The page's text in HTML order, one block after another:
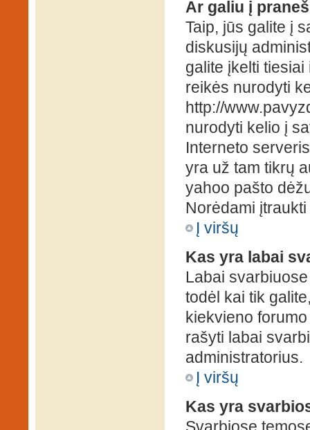
Ar galiu į
Taip, jūs galite į
diskusijų
galite įkelti
reikės nurodyti
http://
nurodyti kelio į
Interneto
yra už tam tikrų
yahoo pašto
Norėdami
Į viršų
Kas yra labai
Labai
todėl kai tik
kiekvieno
rašyti labai
administratorius.
Į viršų
Kas yra